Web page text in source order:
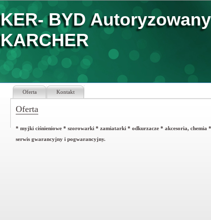
KER- BYD
KARCHER
Oferta Kontakt
Oferta
* myjki ciśnieniowe * szorowarki * zamiatarki * odkurzacze * akcesoria, chemia
serwis gwarancyjny i pogwarancyjny.